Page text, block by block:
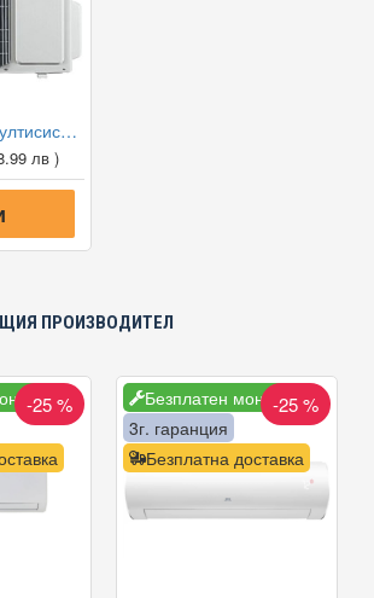
Инверторна мултисистема Viessmann Vitoclima 300-S С HE 02F3050M2, Клас А++
лв )
ПРОИЗВОДИТЕЛ
-25 % Безплатен монтаж
Безплатна доставка
3г. гаранция
-25 %